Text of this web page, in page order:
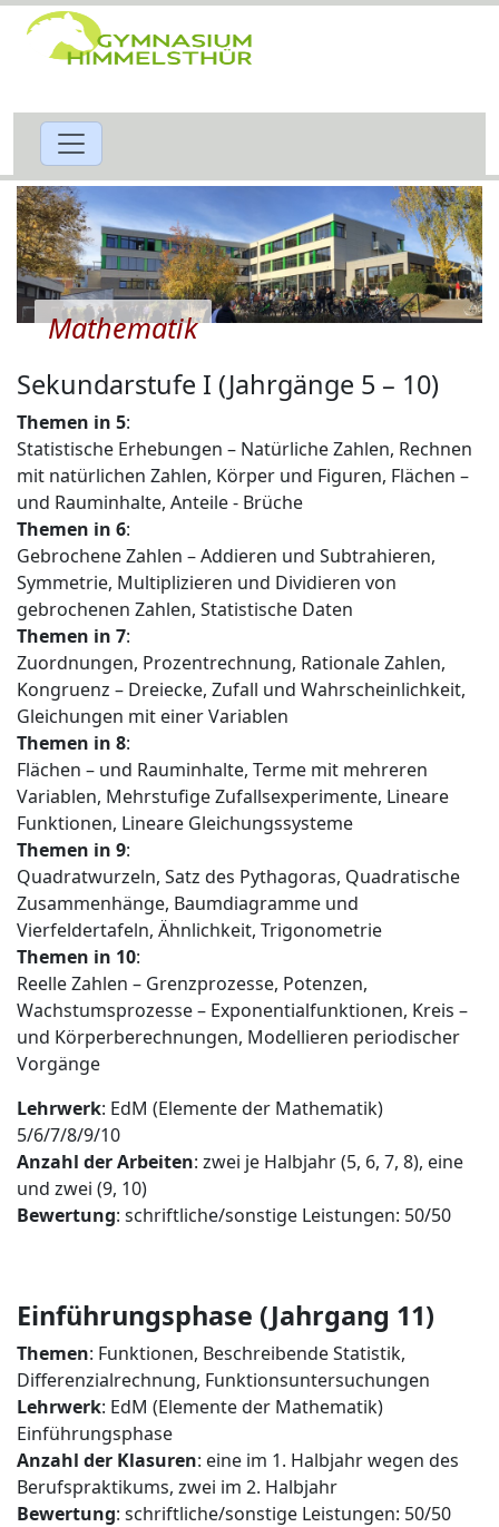
Mathematik
Sekundarstufe I (Jahrgänge 5 – 10)
Themen in 5:
Statistische Erhebungen – Natürliche Zahlen, Rechnen
mit natürlichen Zahlen, Körper und Figuren, Flächen –
und Rauminhalte, Anteile - Brüche
Themen in 6:
Gebrochene Zahlen – Addieren und Subtrahieren,
Symmetrie, Multiplizieren und Dividieren von
gebrochenen Zahlen, Statistische Daten
Themen in 7:
Zuordnungen, Prozentrechnung, Rationale Zahlen,
Kongruenz – Dreiecke, Zufall und Wahrscheinlichkeit,
Gleichungen mit einer Variablen
Themen in 8:
Flächen – und Rauminhalte, Terme mit mehreren
Variablen, Mehrstufige Zufallsexperimente, Lineare
Funktionen, Lineare Gleichungssysteme
Themen in 9:
Quadratwurzeln, Satz des Pythagoras, Quadratische
Zusammenhänge, Baumdiagramme und
Vierfeldertafeln, Ähnlichkeit, Trigonometrie
Themen in 10:
Reelle Zahlen – Grenzprozesse, Potenzen,
Wachstumsprozesse – Exponentialfunktionen, Kreis –
und Körperberechnungen, Modellieren periodischer
Vorgänge
Lehrwerk: EdM (Elemente der Mathematik)
5/6/7/8/9/10
Anzahl der Arbeiten: zwei je Halbjahr (5, 6, 7, 8), eine
und zwei (9, 10)
Bewertung: schriftliche/sonstige Leistungen: 50/50
Einführungsphase (Jahrgang 11)
Themen: Funktionen, Beschreibende Statistik,
Differenzialrechnung, Funktionsuntersuchungen
Lehrwerk: EdM (Elemente der Mathematik)
Einführungsphase
Anzahl der Klasuren: eine im 1. Halbjahr wegen des
Berufspraktikums, zwei im 2. Halbjahr
Bewertung: schriftliche/sonstige Leistungen: 50/50